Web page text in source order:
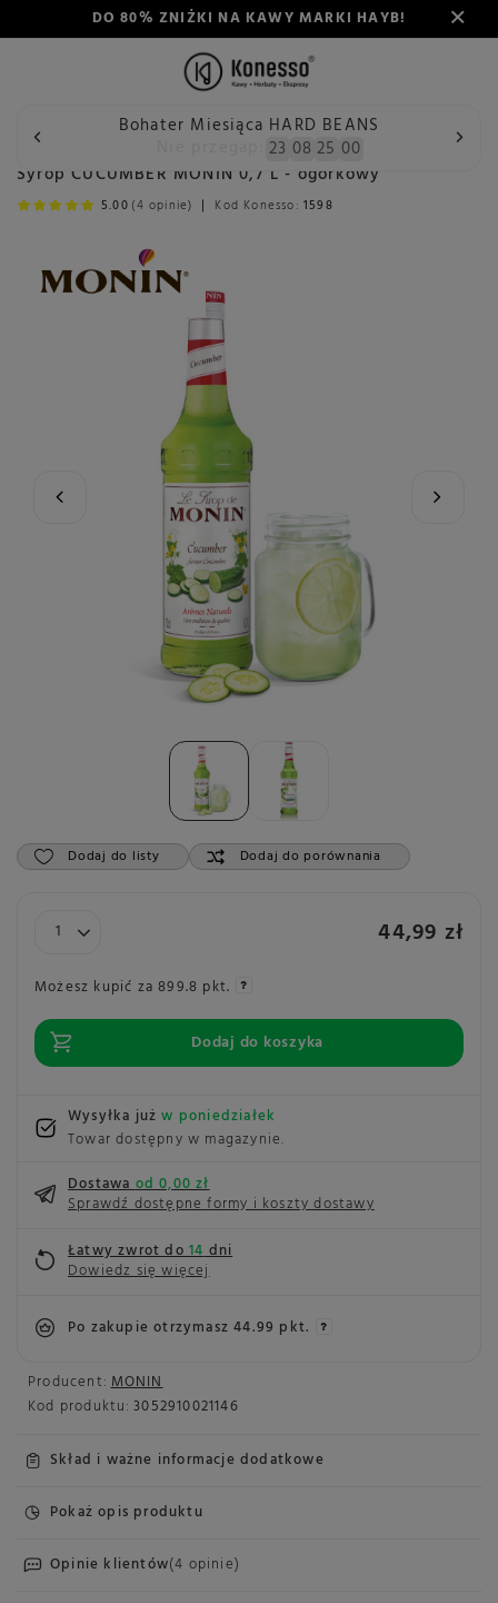
DO 80% ZNIŻKI NA KAWY MARKI HAYB!
Bohater Miesiąca HARD BEANS
23 08 25 00
Wstecz Konesso Delikatesy Spożywcze Syropy do
Syrop CUCUMBER MONIN 0,7 L - ogórkowy
5.00 (4 opinie) Kod Konesso: 1598
Dodaj do listy Dodaj do porównania
Producent: MONIN
Kod produktu: 3052910021146
Skład i ważne informacje dodatkowe
Pokaż opis produktu
Opinie klientów(4 opinie)
44,99 zł
Możesz kupić za899.8 pkt.
Dodaj do koszyka
Wysyłka jużw poniedziałek
Towar dostępny w magazynie
Dostawaod 0,00 zł
Sprawdź dostępne formy i koszty dostawy
Łatwy zwrot do14dni
Dowiedz się więcej
Po zakupie otrzymasz44.99 pkt.